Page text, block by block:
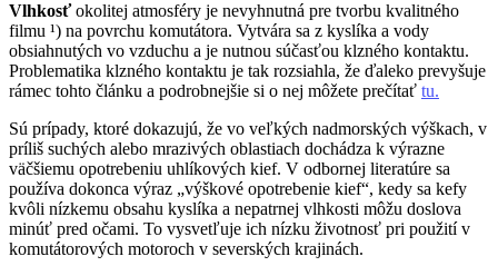
Vlhkosťokolitej atmosféry je nevyhnutná pre tvorbu kvalitného
filmu ¹) na povrchu komutátora. Vytvára sa z kyslíka a vody
obsiahnutých vo vzduchu a je nutnou súčasťou klzného kontaktu.
Problematika klzného kontaktu je tak rozsiahla, že ďaleko prevyšuje
rámec tohto článku a podrobnejšie si o nej môžete prečítať tu.
Sú prípady, ktoré dokazujú, že vo veľkých nadmorských výškach, v
príliš suchých alebo mrazivých oblastiach dochádza k výrazne
väčšiemu opotrebeniu uhlíkových kief. V odbornej literatúre sa
používa dokonca výraz „výškové opotrebenie kief“, kedy sa kefy
kvôli nízkemu obsahu kyslíka a nepatrnej vlhkosti môžu doslova
minúť pred očami. To vysvetľuje ich nízku životnosť pri použití v
komutátorových motoroch v severských krajinách.